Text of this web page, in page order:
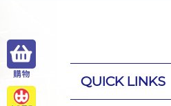
QUICK LINKS